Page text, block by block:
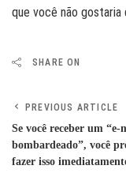
que você não gostaria
SHARE ON
PREVIOUS ARTICLE
Se você receber um “e-
bombardeado”, você
fazer isso